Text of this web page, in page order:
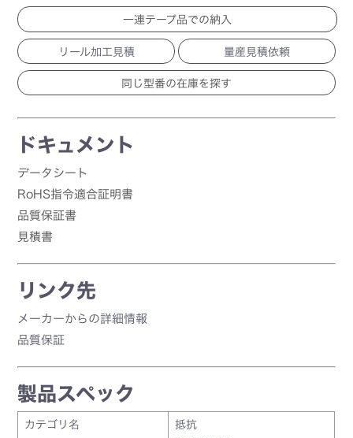
一連テープ品での納入
リール加工見積 量産見積依頼
ドキュメント
データシート
RoHS指令適合証明書
品質保証書
見積書
リンク先
メーカーからの詳細情報
品質保証
製品スペック
カテゴリ名
抵抗